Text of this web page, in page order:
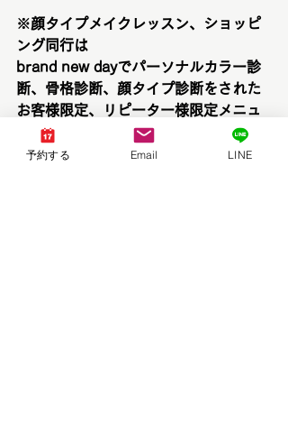
※顔タイプメイクレッスン、ショッピ
ング同行は
brand new dayでパーソナルカラー診
断、骨格診断、顔タイプ診断をされた
お客様限定、リピーター様限定メニュ
ーとなります。
診断がまだの方は こちらから
ご予約を
予約する Email LINE